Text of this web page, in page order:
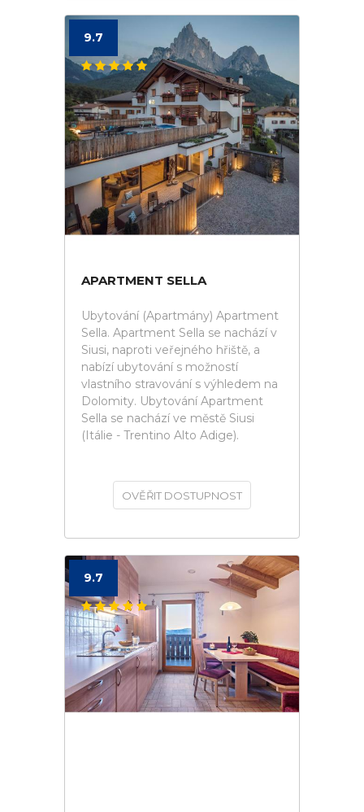
9.7
APARTMENT SELLA
Ubytování (Apartmány) Apartment
Sella. Apartment Sella se nachází v
Siusi, naproti veřejného hřiště, a
nabízí ubytování s možností
vlastního stravování s výhledem na
Dolomity. Ubytování Apartment
Sella se nachází ve městě Siusi
(Itálie - Trentino Alto Adige).
OVĚŘIT DOSTUPNOST
9.7